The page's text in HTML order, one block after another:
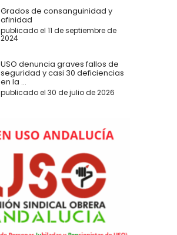
Grados de consanguinidad y
afinidad
publicado el 11 de septiembre de
2024
USO denuncia graves fallos de
seguridad y casi 30 deficiencias
en la ...
publicado el 30 de julio de 2026